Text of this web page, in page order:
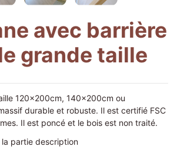
avec barrière
grande taille
120x200cm, 140x200cm ou
durable et robuste. Il est certifié FSC
Il est poncé et le bois est non traité.
partie description